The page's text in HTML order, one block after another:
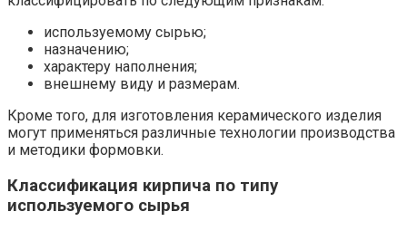
используемому сырью;
назначению;
характеру наполнения;
внешнему виду и размерам.
Кроме того, для изготовления керамического изделия
могут применяться различные технологии производства
и методики формовки.
Классификация кирпича по типу
используемого сырья